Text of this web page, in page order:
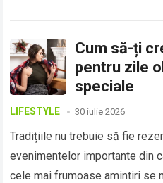
Cum să-ți
pentru zile
speciale
LIFESTYLE 30 iulie 2026
Tradițiile nu trebuie să fie
evenimentelor importante din
cele mai frumoase amintiri se